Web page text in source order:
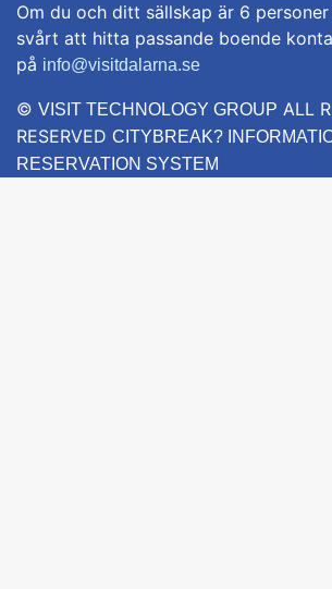
Om du och ditt sällskap är 6
svårt att hitta passande boende
på info@visitdalarna.se
© VISIT TECHNOLOGY GROUP ALL
RESERVED CITYBREAK?
RESERVATION SYSTEM